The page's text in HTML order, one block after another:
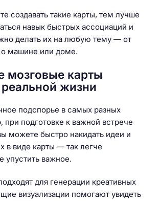
создавать такие карты, тем лучше
навык быстрых ассоциаций и
делать их на любую тему — от
машине или доме.
мозговые карты
жизни
подспорье в самых разных
подготовке к важной встрече
можете быстро накидать идеи и
в виде карты — так легче
упустить важное.
для генерации креативных
визуализации помогают увидеть